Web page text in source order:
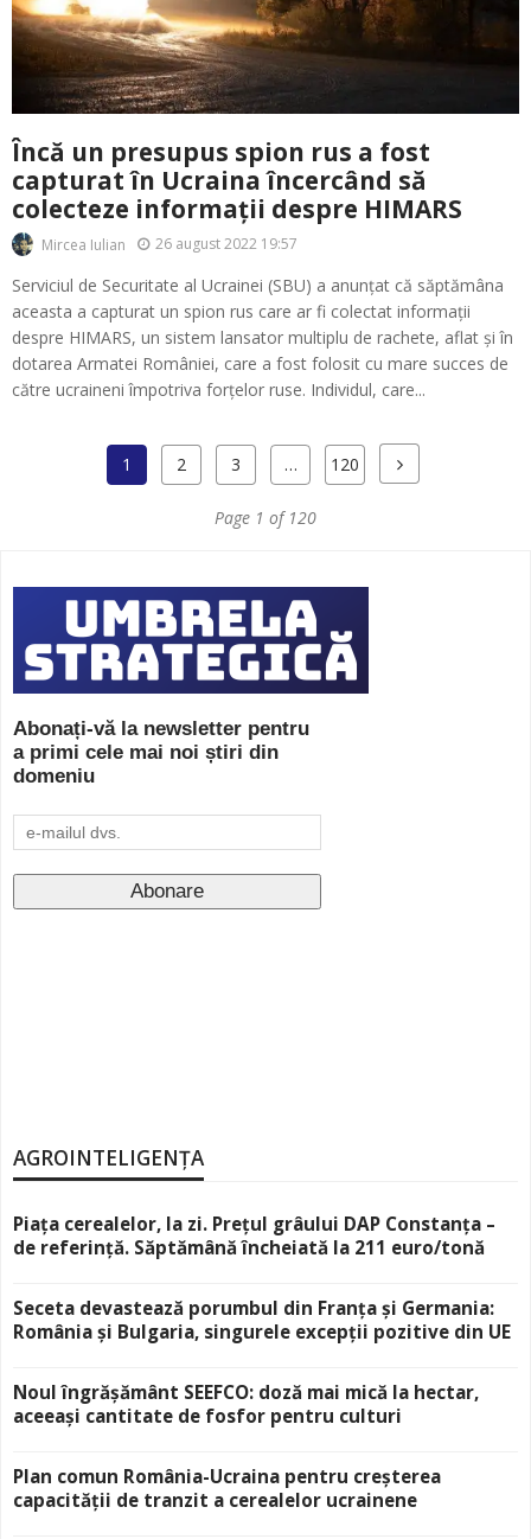
Încă un presupus spion rus a fost
capturat în Ucraina încercând să
colecteze informații despre HIMARS
Mircea Iulian 26 august 2022 19:57
Serviciul de Securitate al Ucrainei (SBU) a anunțat că săptămâna
aceasta a capturat un spion rus care ar fi colectat informații
despre HIMARS, un sistem lansator multiplu de rachete, aflat și în
dotarea Armatei României, care a fost folosit cu mare succes de
către ucraineni împotriva forțelor ruse. Individul, care...
1 2 3 … 120
Page 1 of 120
Abonați-vă la newsletter pentru
a primi cele mai noi știri din
domeniu
AGROINTELIGENȚA
Piața cerealelor, la zi. Prețul grâului DAP Constanța –
de referință. Săptămână încheiată la 211 euro/tonă
Seceta devastează porumbul din Franța și Germania:
România și Bulgaria, singurele excepții pozitive din UE
Noul îngrășământ SEEFCO: doză mai mică la hectar,
aceeași cantitate de fosfor pentru culturi
Plan comun România-Ucraina pentru creșterea
capacității de tranzit a cerealelor ucrainene